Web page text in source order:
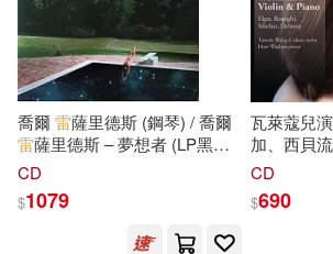
[美]帕克(1)
[美]邁克爾·巴特尼克(1)
[美]邁克爾‧伯恩斯（Michael Burn
s）(1)
上海淘米網(1)
悅文社(6) PENTATONE(5)
上海人民美術出版社(5)
Chandos(4)
Evidence(4) MIRARE(4)
電子書 (可複選)
適合手機平板閱讀(3)
適合平板閱讀(7)
喬爾雷薩里德斯 (鋼琴) / 喬爾
雷薩里德斯 – 夢想者 (LP黑膠
唱片)(Joel Lyssarides (piano) /
(LP))
CD
$1079
瓦萊蔻兒
加、西貝流
琴與鋼琴
CD
$690